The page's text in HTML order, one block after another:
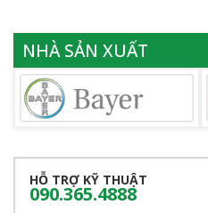
NHÀ SẢN XUẤT
HỖ TRỢ KỸ THUẬT
090.365.4888